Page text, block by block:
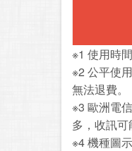
※1 使用時
※2 公平使
無法退費。
※3 歐洲電
多，收訊可
※4 機種圖